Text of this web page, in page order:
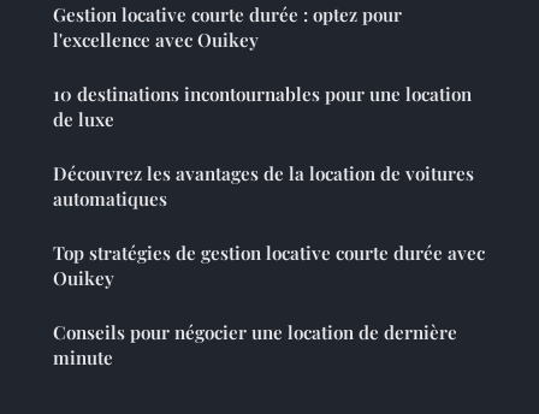
Gestion locative courte durée : optez pour
l'excellence avec Ouikey
10 destinations incontournables pour une location
de luxe
Découvrez les avantages de la location de voitures
automatiques
Top stratégies de gestion locative courte durée avec
Ouikey
Conseils pour négocier une location de dernière
minute